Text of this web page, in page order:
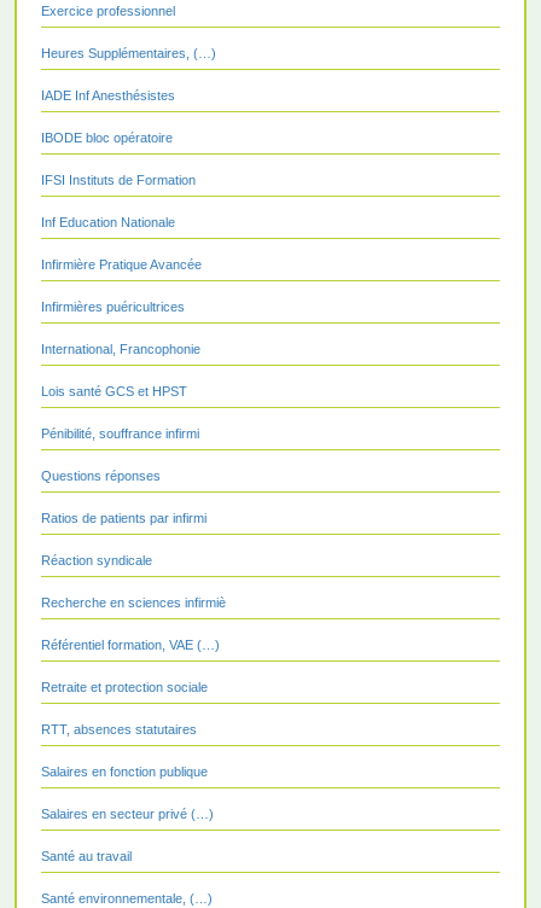
Exercice professionnel
Heures Supplémentaires, (…)
IADE Inf Anesthésistes
IBODE bloc opératoire
IFSI Instituts de Formation
Inf Education Nationale
Infirmière Pratique Avancée
Infirmières puéricultrices
International, Francophonie
Lois santé GCS et HPST
Pénibilité, souffrance infirmi
Questions réponses
Ratios de patients par infirmi
Réaction syndicale
Recherche en sciences infirmiè
Référentiel formation, VAE (…)
Retraite et protection sociale
RTT, absences statutaires
Salaires en fonction publique
Salaires en secteur privé (…)
Santé au travail
Santé environnementale, (…)